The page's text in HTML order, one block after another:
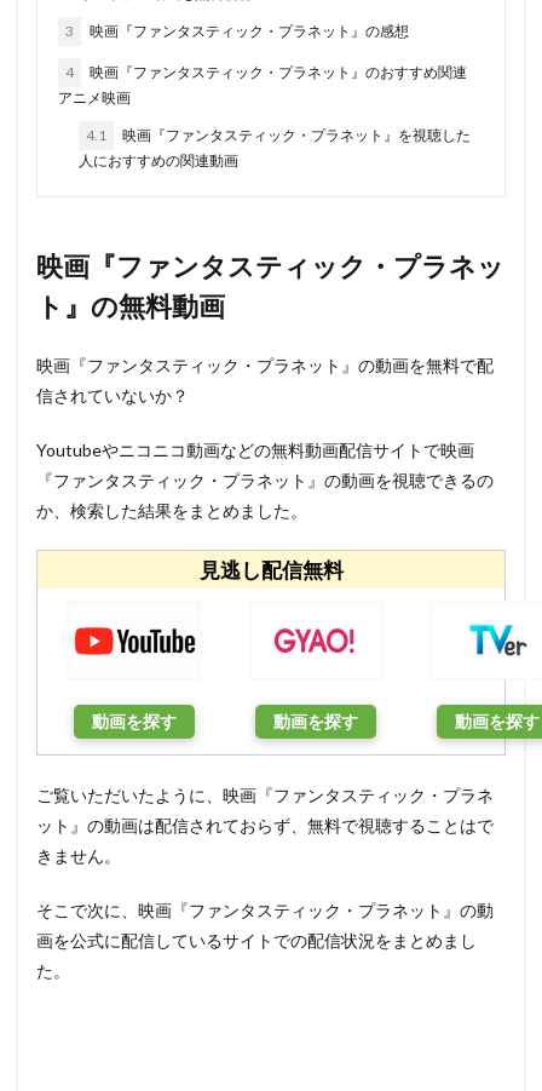
3 映画『ファンタスティック・プラネット』の感想
4
映画『ファンタスティック・プラネット』のおすすめ関連
アニメ映画
4.1
映画『ファンタスティック・プラネット』を視聴した
人におすすめの関連動画
映画『ファンタスティック・プラネッ
ト』の無料動画
映画『ファンタスティック・プラネット』の動画を無料で配
信されていないか？
Youtubeやニコニコ動画などの無料動画配信サイトで映画
『ファンタスティック・プラネット』の動画を視聴できるの
か、検索した結果をまとめました。
見逃し配信無料
動画を探す 動画を探す 動画を探す
ご覧いただいたように、映画『ファンタスティック・プラネ
ット』の動画は配信されておらず、無料で視聴することはで
きません。
そこで次に、映画『ファンタスティック・プラネット』の動
画を公式に配信しているサイトでの配信状況をまとめまし
た。